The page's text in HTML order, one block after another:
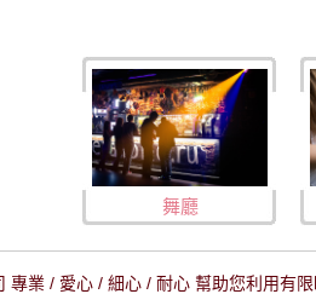
舞廳
專業 / 愛心 / 細心 / 耐心 幫助您利用有